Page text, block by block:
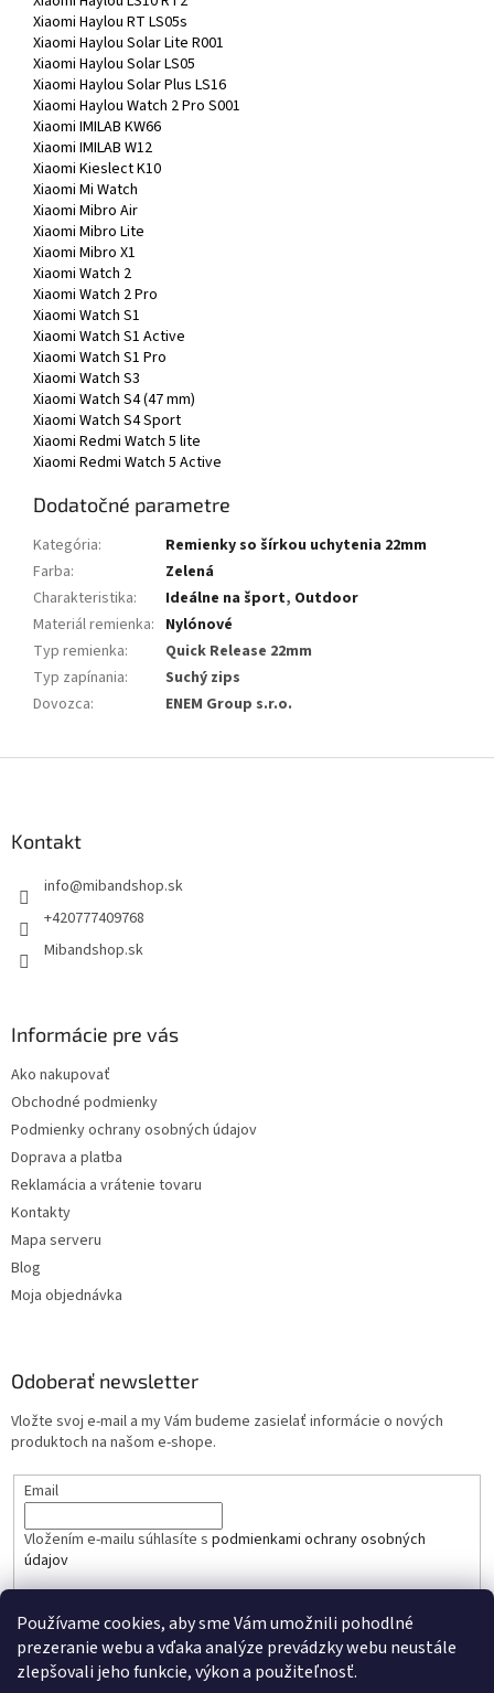
Používame cookies, aby sme Vám umožnili pohodlné
prezeranie webu a vďaka analýze prevádzky webu neustále
zlepšovali jeho funkcie, výkon a použiteľnosť.
Xiaomi Haylou RT LS05s
Xiaomi Haylou Solar Lite R001
Xiaomi Haylou Solar LS05
Xiaomi Haylou Solar Plus LS16
Xiaomi Haylou Watch 2 Pro S001
Xiaomi IMILAB KW66
Xiaomi IMILAB W12
Xiaomi Kieslect K10
Xiaomi Mi Watch
Xiaomi Mibro Air
Xiaomi Mibro Lite
Xiaomi Mibro X1
Xiaomi Watch 2
Xiaomi Watch 2 Pro
Xiaomi Watch S1
Xiaomi Watch S1 Active
Xiaomi Watch S1 Pro
Xiaomi Watch S3
Xiaomi Watch S4 (47 mm)
Xiaomi Watch S4 Sport
Xiaomi Redmi Watch 5 lite
Xiaomi Redmi Watch 5 Active
Dodatočné parametre
Kategória:
Remienky so šírkou uchytenia 22mm
Farba:
Zelená
Charakteristika: Ideálne na šport, Outdoor
Materiál remienka: Nylónové
Typ remienka:
Quick Release 22mm
Typ zapínania:
Suchý zips
Dovozca: ENEM Group s.r.o.
Kontakt
info@mibandshop.sk
+420777409768
Mibandshop.sk
Informácie pre vás
Ako nakupovať
Obchodné podmienky
Podmienky ochrany osobných údajov
Doprava a platba
Reklamácia a vrátenie tovaru
Kontakty
Mapa serveru
Blog
Moja objednávka
Odoberať newsletter
Vložte svoj e-mail a my Vám budeme zasielať informácie o nových
produktoch na našom e-shope.
Email
Vložením e-mailu súhlasíte s podmienkami ochrany osobných
údajov
PRIHLÁSIŤ SA